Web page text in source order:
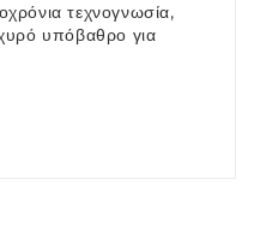
τεχνογνωσία,
υπόβαθρο για